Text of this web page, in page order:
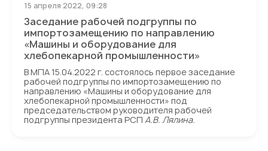
Заседание рабочей подгруппы по
импортозамещению по направлению
«Машины и оборудование для
хлебопекарной промышленности»
15 апреля 2022, 09:28
В МПА 15.04.2022 г. состоялось первое заседание
рабочей подгруппы по импортозамещению по
направлению «Машины и оборудование для
хлебопекарной промышленности» под
председательством руководителя рабочей
подгруппы президента РСП А.В. Лялина.